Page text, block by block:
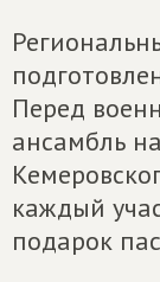
Перед
ансамбль
каждый
подарок